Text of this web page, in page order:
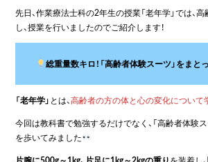
先日、作業療法士科の2年生の授業「老年学」では、
し、授業を行いましたのでご紹介します！
総重量数キロ！「高齢者体験スーツ」をまと
「老年学」 とは、高齢者の方の体と心の変化について
今回は教科書で勉強するだけでなく、「高齢者体験
を歩いてみました